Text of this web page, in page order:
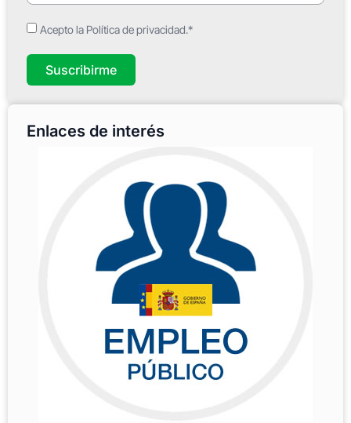
Acepto la Política de privacidad.*
Suscribirme
Enlaces de interés